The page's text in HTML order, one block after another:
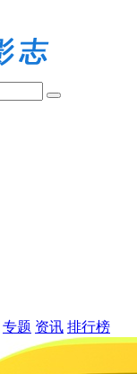
专题 资讯 排行榜